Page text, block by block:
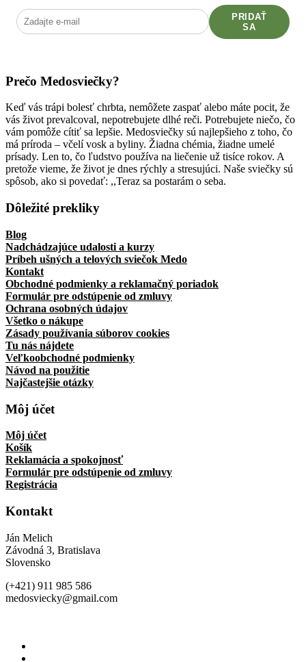
PRIDAŤ
SA
Prečo Medosviečky?
Keď vás trápi bolesť chrbta, nemôžete zaspať alebo máte pocit, že
vás život prevalcoval, nepotrebujete dlhé reči. Potrebujete niečo, čo
vám pomôže cítiť sa lepšie. Medosviečky sú najlepšieho z toho, čo
má príroda – včelí vosk a byliny. Žiadna chémia, žiadne umelé
prísady. Len to, čo ľudstvo používa na liečenie už tisíce rokov. A
pretože vieme, že život je dnes rýchly a stresujúci. Naše sviečky sú
spôsob, ako si povedať: ,,Teraz sa postarám o seba.
Dôležité prekliky
Blog
Nadchádzajúce udalosti a kurzy
Príbeh ušných a telových sviečok Medo
Kontakt
Obchodné podmienky a reklamačný poriadok
Formulár pre odstúpenie od zmluvy
Ochrana osobných údajov
Všetko o nákupe
Zásady používania súborov cookies
Tu nás nájdete
Veľkoobchodné podmienky
Návod na použitie
Najčastejšie otázky
Môj účet
Môj účet
Košík
Reklamácia a spokojnosť
Formulár pre odstúpenie od zmluvy
Registrácia
Kontakt
Ján Melich
Závodná 3, Bratislava
Slovensko
(+421) 911 985 586
medosviecky@gmail.com